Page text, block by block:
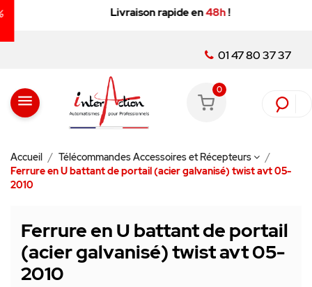
Livraison rapide en48h!
01 47 80 37 37
menu
0
Accueil
Télécommandes Accessoires et Récepteurs
Ferrure en U battant de portail (acier galvanisé) twist avt 05-
2010
Ferrure en U battant de portail
(acier galvanisé) twist avt 05-
2010